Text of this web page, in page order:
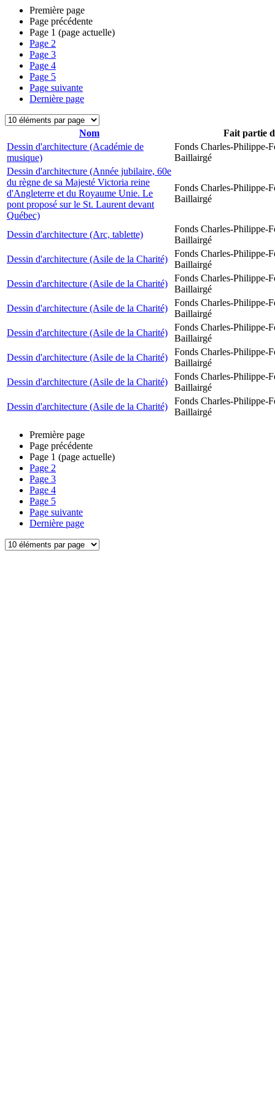
Première page
Page précédente
Page 1 (page actuelle)
Page 2
Page 3
Page 4
Page 5
Page suivante
Dernière page
Nom
Fait partie
Dessin d'architecture (Académie de
musique)
Fonds Charles-Philippe-
Baillairgé
Dessin d'architecture (Année jubilaire, 60e
du règne de sa Majesté Victoria reine
d'Angleterre et du Royaume Unie. Le
pont proposé sur le St. Laurent devant
Québec)
Fonds Charles-Philippe-
Baillairgé
Dessin d'architecture (Arc, tablette)
Fonds Charles-Philippe-
Baillairgé
Dessin d'architecture (Asile de la Charité)
Fonds Charles-Philippe-
Baillairgé
Dessin d'architecture (Asile de la Charité)
Fonds Charles-Philippe-
Baillairgé
Dessin d'architecture (Asile de la Charité)
Fonds Charles-Philippe-
Baillairgé
Dessin d'architecture (Asile de la Charité)
Fonds Charles-Philippe-
Baillairgé
Dessin d'architecture (Asile de la Charité)
Fonds Charles-Philippe-
Baillairgé
Dessin d'architecture (Asile de la Charité)
Fonds Charles-Philippe-
Baillairgé
Dessin d'architecture (Asile de la Charité)
Fonds Charles-Philippe-
Baillairgé
Première page
Page précédente
Page 1 (page actuelle)
Page 2
Page 3
Page 4
Page 5
Page suivante
Dernière page